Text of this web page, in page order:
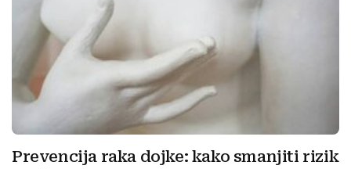
Prevencija raka dojke: kako smanjiti rizik